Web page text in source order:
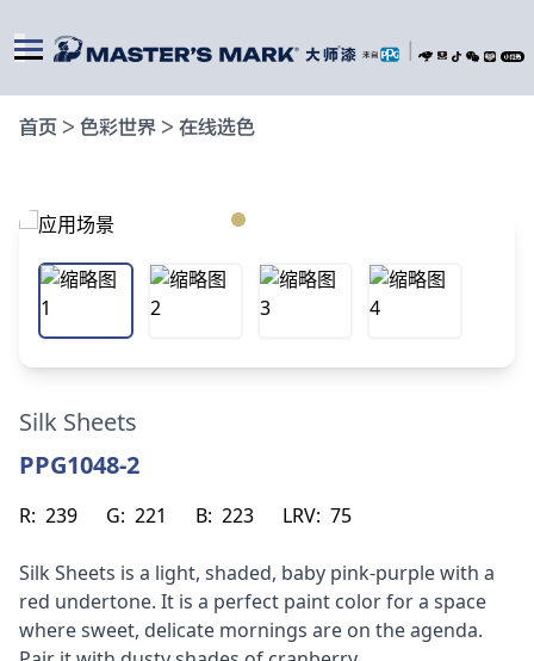
首页 > 色彩世界 > 在线选色
Silk Sheets
PPG1048-2
R: 239 G: 221 B: 223 LRV: 75
Silk Sheets is a light, shaded, baby pink-purple with a
red undertone. It is a perfect paint color for a space
where sweet, delicate mornings are on the agenda.